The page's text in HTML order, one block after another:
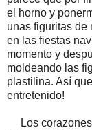
el horno y
unas figuritas de
en las fiestas
momento y
moldeando las
plastilina. Así
entretenido!
Los corazones